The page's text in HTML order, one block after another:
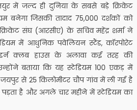
में जल्द ही दुनिया के सबसे बड़े क्रिकेट
बनेगा जिसकी तादाद 75,000 दर्शकों को
क्रिकेट संघ (आरसीए) के सचिव महेंद्र शर्मा ने
में आधुनिक पवेलियन स्टैंड, कॉरपोरेट
क्लब हाउस के अलावा कई तरह की
उन्होंने बताया कि यह स्टेडियम 100 एकड़ में
से 25 किलोमीटर चौप गांव में ली गई है
पड़ता है और अगले चार महीने में स्टेडियम का